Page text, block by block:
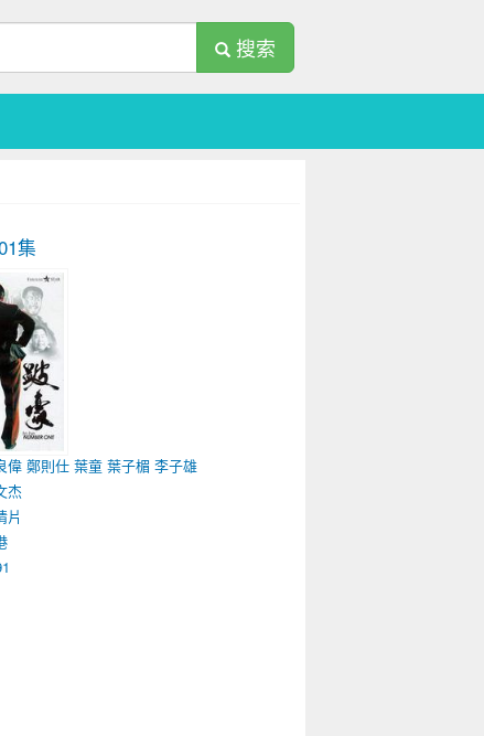
搜索
集
偉 鄭則仕 葉童 葉子楣 李子雄
杰
片